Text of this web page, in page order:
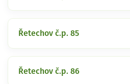
Řetechov č.p. 85
Řetechov č.p. 86